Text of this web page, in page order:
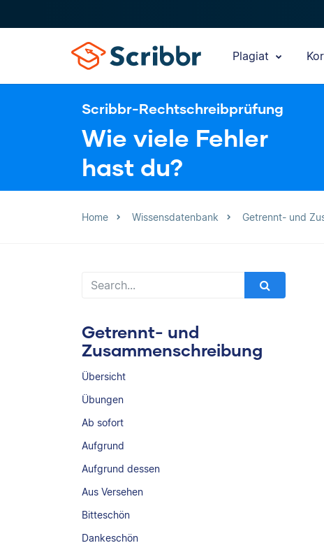
Plagiat
Scribbr-Rechtschreibprüfung
Wie viele Fehler
hast du?
Home Wissensdatenbank Getrennt- und
Getrennt- und
Zusammenschreibung
Übersicht
Übungen
Ab sofort
Aufgrund
Aufgrund dessen
Aus Versehen
Bitteschön
Dankeschön